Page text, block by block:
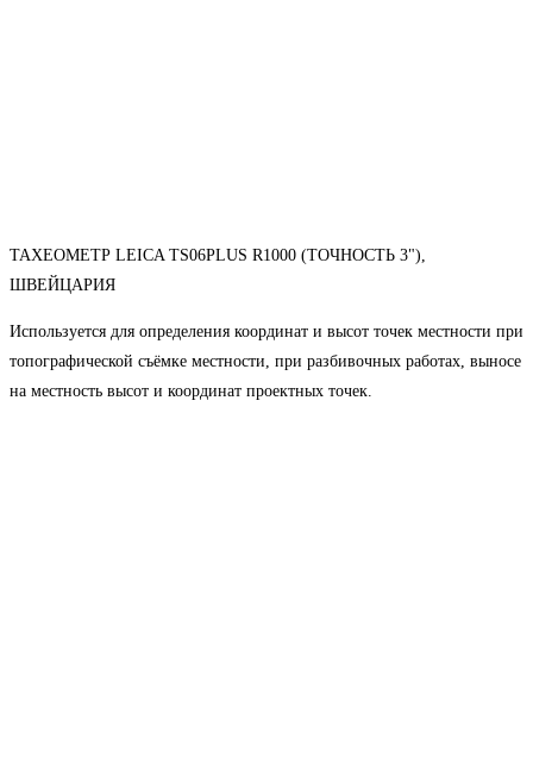
ТАХЕОМЕТР LEICA TS06PLUS R1000 (ТОЧНОСТЬ 3"),
ШВЕЙЦАРИЯ
Используется для определения координат и высот точек местности при
топографической съёмке местности, при разбивочных работах, выносе
на местность высот и координат проектных точек.